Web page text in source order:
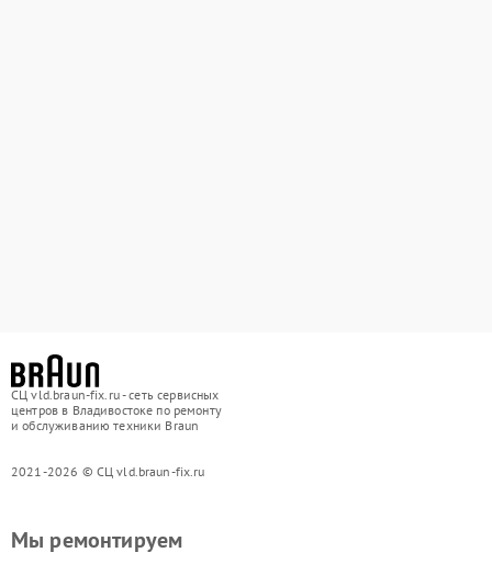
СЦ vld.braun-fix.ru - сеть сервисных
центров в Владивостоке по ремонту
и обслуживанию техники Braun
2021-2026 © СЦ vld.braun-fix.ru
Мы ремонтируем